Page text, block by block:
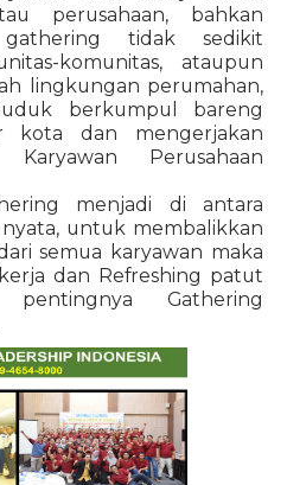
perusahaan, bahkan
tidak sedikit
komunitas, ataupun
lingkungan perumahan,
berkumpul bareng
dan mengerjakan
Perusahaan
menjadi di antara
untuk membalikkan
semua karyawan maka
dan Refreshing patut
Gathering